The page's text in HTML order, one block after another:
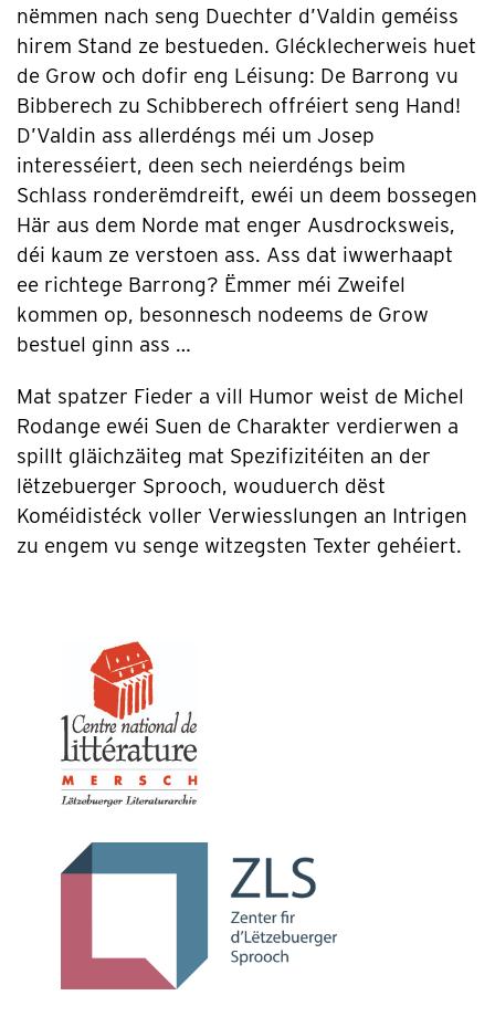
nëmmen nach seng Duechter d’Valdin geméiss
hirem Stand ze bestueden. Glécklecherweis huet
de Grow och dofir eng Léisung: De Barrong vu
Bibberech zu Schibberech offréiert seng Hand!
D’Valdin ass allerdéngs méi um Josep
interesséiert, deen sech neierdéngs beim
Schlass ronderëmdreift, ewéi un deem bossegen
Här aus dem Norde mat enger Ausdrocksweis,
déi kaum ze verstoen ass. Ass dat iwwerhaapt
ee richtege Barrong? Ëmmer méi Zweifel
kommen op, besonnesch nodeems de Grow
bestuel ginn ass …
Mat spatzer Fieder a vill Humor weist de Michel
Rodange ewéi Suen de Charakter verdierwen a
spillt gläichzäiteg mat Spezifizitéiten an der
lëtzebuerger Sprooch, wouduerch dëst
Koméidistéck voller Verwiesslungen an Intrigen
zu engem vu senge witzegsten Texter gehéiert.